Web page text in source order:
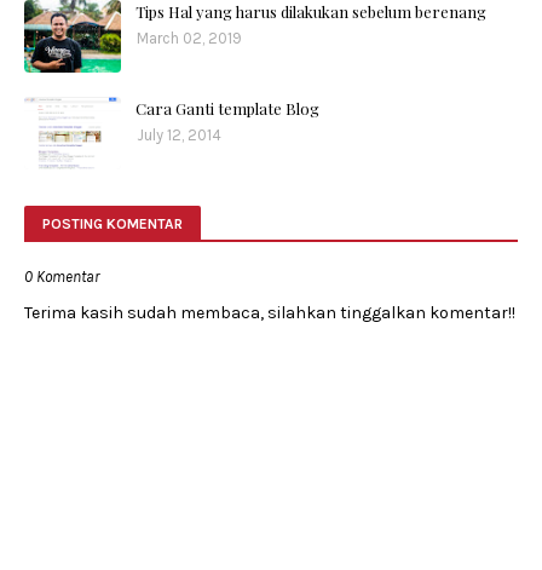
Tips Hal yang harus dilakukan sebelum berenang
March 02, 2019
Cara Ganti template Blog
July 12, 2014
POSTING KOMENTAR
0 Komentar
Terima kasih sudah membaca, silahkan tinggalkan komentar!!